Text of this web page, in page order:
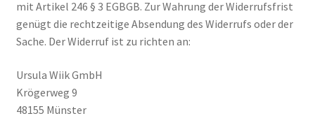
mit Artikel 246 § 3 EGBGB. Zur Wahrung der Widerrufsfrist
genügt die rechtzeitige Absendung des Widerrufs oder der
Sache. Der Widerruf ist zu richten an:
Ursula Wiik GmbH
Krögerweg 9
48155 Münster